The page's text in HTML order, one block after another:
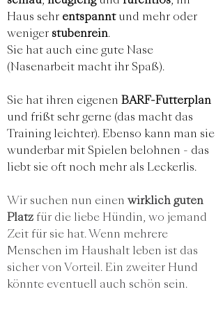
Haus sehr entspanntund mehr oder
weniger stubenrein.
Sie hat auch eine gute Nase
(Nasenarbeit macht ihr Spaß).
Sie hat ihren eigenen BARF-Futterplan
und frißt sehr gerne (das macht das
Training leichter). Ebenso kann man sie
wunderbar mit Spielen belohnen - das
liebt sie oft noch mehr als Leckerlis.
Wir suchen nun einen wirklich guten
Platz für die liebe Hündin, wo jemand
Zeit für sie hat. Wenn mehrere
Menschen im Haushalt leben ist das
sicher von Vorteil. Ein zweiter Hund
könnte eventuell auch schön sein.